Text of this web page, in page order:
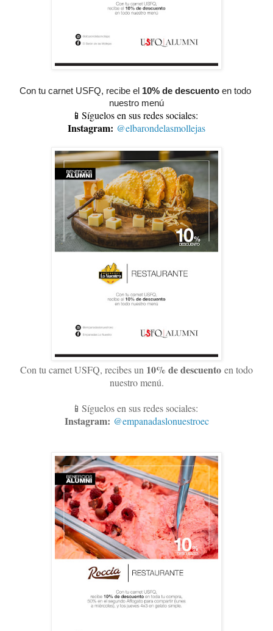
Con tu carnet USFQ, recibe el 10% de descuento en todo
nuestro menú
📱Síguelos en sus redes sociales:
Instagram: @elbarondelasmollejas
Con tu carnet USFQ, recibes un 10% de descuento en todo
nuestro menú.
📱Síguelos en sus redes sociales:
Instagram: @empanadaslonuestroec